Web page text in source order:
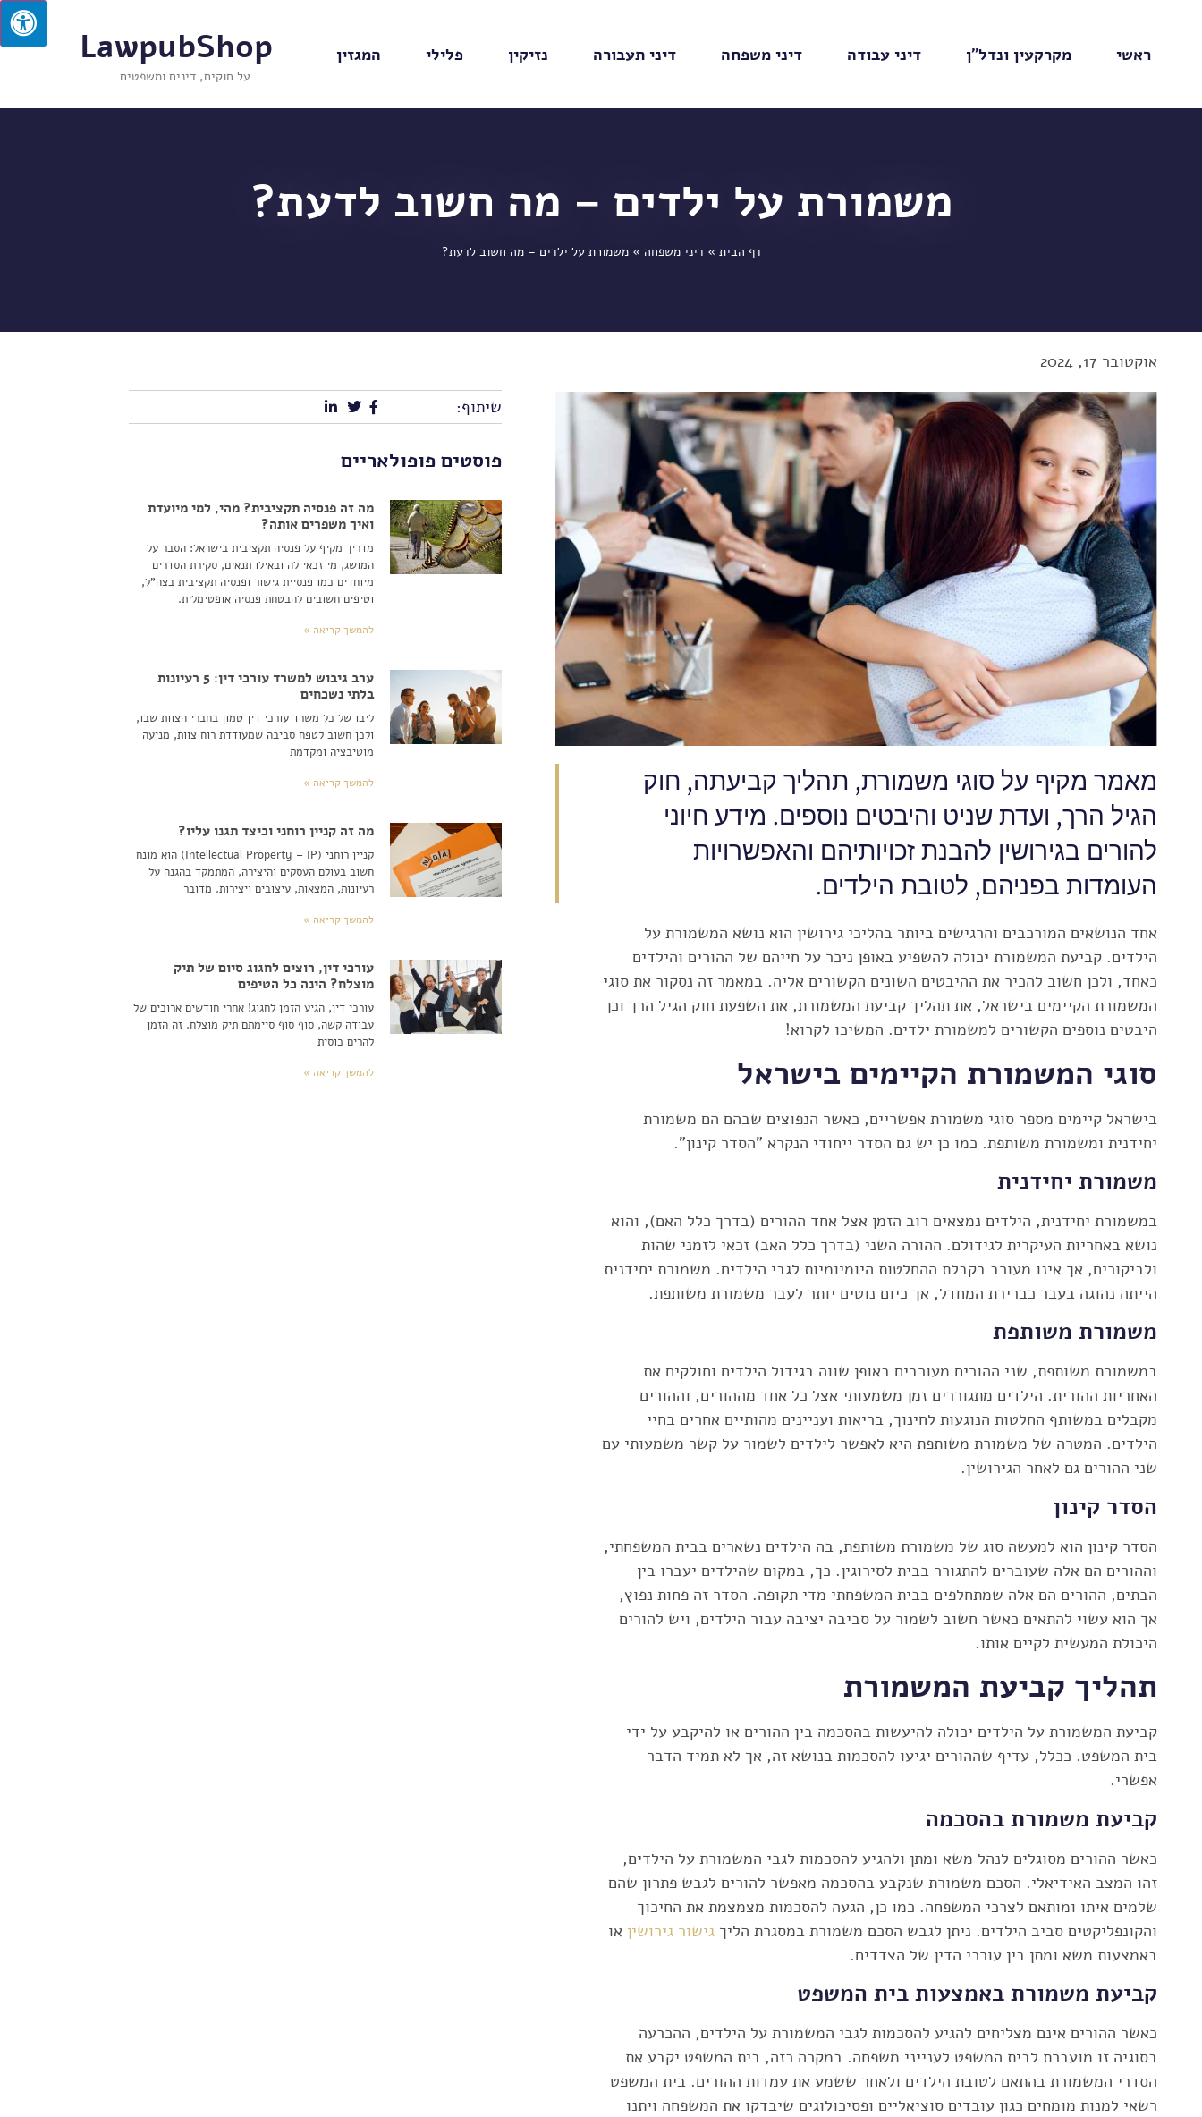
ראשי מקרקעין ונדל"ן דיני עבודה דיני משפחה דיני תעבורה נזיקין פלילי המגזין LawpubShop
על חוקים, דינים ומשפטים
משמורת על ילדים – מה חשוב לדעת?
דף הבית »דיני משפחה »משמורת על ילדים – מה חשוב לדעת?
אוקטובר 17, 2024
מאמר מקיף על סוגי משמורת, תהליך קביעתה, חוק
הגיל הרך, ועדת שניט והיבטים נוספים. מידע חיוני
להורים בגירושין להבנת זכויותיהם והאפשרויות
העומדות בפניהם, לטובת הילדים.
אחד הנושאים המורכבים והרגישים ביותר בהליכי גירושין הוא נושא המשמורת על
הילדים. קביעת המשמורת יכולה להשפיע באופן ניכר על חייהם של ההורים והילדים
כאחד, ולכן חשוב להכיר את ההיבטים השונים הקשורים אליה. במאמר זה נסקור את סוגי
המשמורת הקיימים בישראל, את תהליך קביעת המשמורת, את השפעת חוק הגיל הרך וכן
היבטים נוספים הקשורים למשמורת ילדים. המשיכו לקרוא!
סוגי המשמורת הקיימים בישראל
בישראל קיימים מספר סוגי משמורת אפשריים, כאשר הנפוצים שבהם הם משמורת
יחידנית ומשמורת משותפת. כמו כן יש גם הסדר ייחודי הנקרא "הסדר קינון".
משמורת יחידנית
במשמורת יחידנית, הילדים נמצאים רוב הזמן אצל אחד ההורים (בדרך כלל האם), והוא
נושא באחריות העיקרית לגידולם. ההורה השני (בדרך כלל האב) זכאי לזמני שהות
ולביקורים, אך אינו מעורב בקבלת ההחלטות היומיומיות לגבי הילדים. משמורת יחידנית
הייתה נהוגה בעבר כברירת המחדל, אך כיום נוטים יותר לעבר משמורת משותפת.
משמורת משותפת
במשמורת משותפת, שני ההורים מעורבים באופן שווה בגידול הילדים וחולקים את
האחריות ההורית. הילדים מתגוררים זמן משמעותי אצל כל אחד מההורים, וההורים
מקבלים במשותף החלטות הנוגעות לחינוך, בריאות ועניינים מהותיים אחרים בחיי
הילדים. המטרה של משמורת משותפת היא לאפשר לילדים לשמור על קשר משמעותי עם
שני ההורים גם לאחר הגירושין.
הסדר קינון
הסדר קינון הוא למעשה סוג של משמורת משותפת, בה הילדים נשארים בבית המשפחתי,
וההורים הם אלה שעוברים להתגורר בבית לסירוגין. כך, במקום שהילדים יעברו בין
הבתים, ההורים הם אלה שמתחלפים בבית המשפחתי מדי תקופה. הסדר זה פחות נפוץ,
אך הוא עשוי להתאים כאשר חשוב לשמור על סביבה יציבה עבור הילדים, ויש להורים
היכולת המעשית לקיים אותו.
תהליך קביעת המשמורת
קביעת המשמורת על הילדים יכולה להיעשות בהסכמה בין ההורים או להיקבע על ידי
בית המשפט. ככלל, עדיף שההורים יגיעו להסכמות בנושא זה, אך לא תמיד הדבר
אפשרי.
קביעת משמורת בהסכמה
כאשר ההורים מסוגלים לנהל משא ומתן ולהגיע להסכמות לגבי המשמורת על הילדים,
זהו המצב האידיאלי. הסכם משמורת שנקבע בהסכמה מאפשר להורים לגבש פתרון שהם
שלמים איתו ומותאם לצרכי המשפחה. כמו כן, הגעה להסכמות מצמצמת את החיכוך
והקונפליקטים סביב הילדים. ניתן לגבש הסכם משמורת במסגרת הליך גישור גירושין או
באמצעות משא ומתן בין עורכי הדין של הצדדים.
קביעת משמורת באמצעות בית המשפט
כאשר ההורים אינם מצליחים להגיע להסכמות לגבי המשמורת על הילדים, ההכרעה
בסוגיה זו מועברת לבית המשפט לענייני משפחה. במקרה כזה, בית המשפט יקבע את
הסדרי המשמורת בהתאם לטובת הילדים ולאחר ששמע את עמדות ההורים. בית המשפט
רשאי למנות מומחים כגון עובדים סוציאליים ופסיכולוגים שיבדקו את המשפחה ויתנו
שיתוף:
פוסטים פופולאריים
מה זה פנסיה תקציבית? מהי, למי מיועדת
ואיך משפרים אותה?
מדריך מקיף על פנסיה תקציבית בישראל: הסבר על
המושג, מי זכאי לה ובאילו תנאים, סקירת הסדרים
מיוחדים כמו פנסיית גישור ופנסיה תקציבית בצה"ל,
וטיפים חשובים להבטחת פנסיה אופטימלית.
להמשך קריאה »
ערב גיבוש למשרד עורכי דין: 5 רעיונות
בלתי נשכחים
ליבו של כל משרד עורכי דין טמון בחברי הצוות שבו,
ולכן חשוב לטפח סביבה שמעודדת רוח צוות, מניעה
מוטיבציה ומקדמת
להמשך קריאה »
מה זה קניין רוחני וכיצד תגנו עליו?
קניין רוחני (Intellectual Property – IP) הוא מונח
חשוב בעולם העסקים והיצירה, המתמקד בהגנה על
רעיונות, המצאות, עיצובים ויצירות. מדובר
להמשך קריאה »
עורכי דין, רוצים לחגוג סיום של תיק
מוצלח? הינה כל הטיפים
עורכי דין, הגיע הזמן לחגוג! אחרי חודשים ארוכים של
עבודה קשה, סוף סוף סיימתם תיק מוצלח. זה הזמן
להרים כוסית
להמשך קריאה »